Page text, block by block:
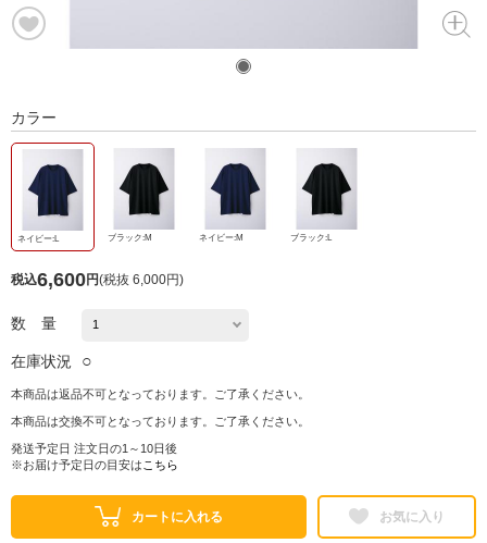
カラー
ネイビー:L ブラック:M ネイビー:M ブラック:L
税込6,600円(税抜 6,000円)
数 量
在庫状況 ○
本商品は返品不可となっております。ご了承ください。
本商品は交換不可となっております。ご了承ください。
発送予定日 注文日の1～10日後
※お届け予定日の目安は こちら
カートに入れる お気に入り